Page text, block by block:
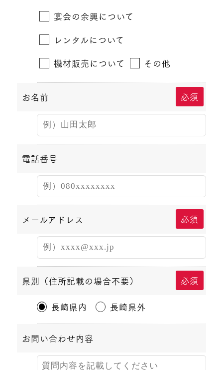
宴会の余興について
レンタルについて
機材販売について
その他
お名前 必須
電話番号
メールアドレス 必須
県別（住所記載の場合不要）
必須
長崎県内
長崎県外
お問い合わせ内容